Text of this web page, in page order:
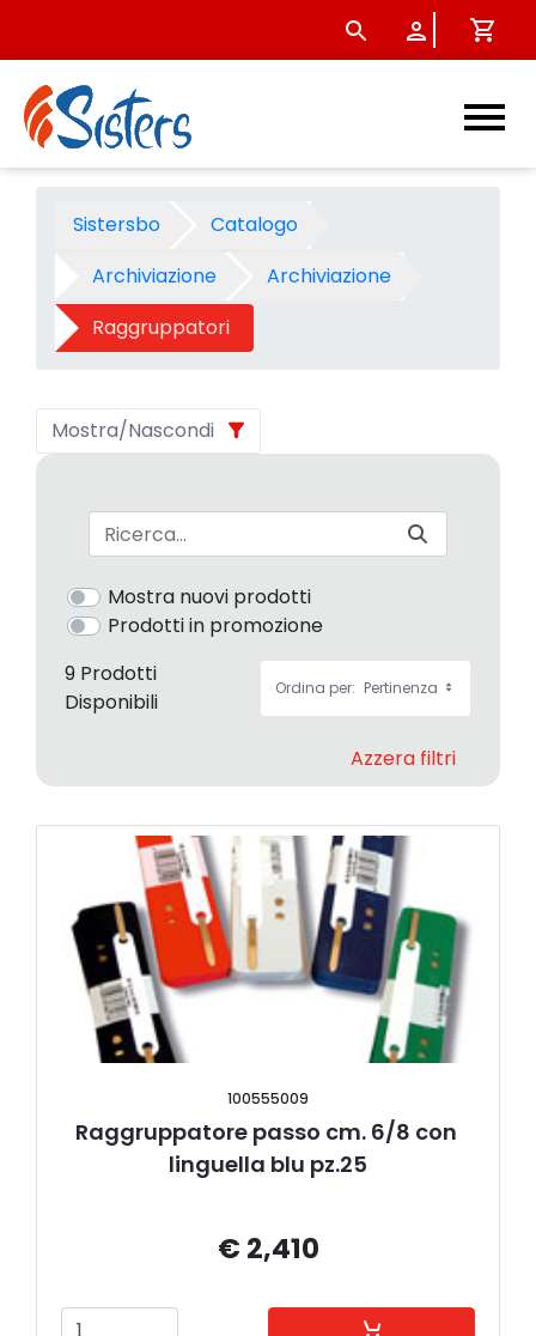
Raggruppatori - Categoria
Sistersbo
Catalogo
Archiviazione
Archiviazione
Raggruppatori
Mostra/Nascondi
Barra di ricerca
Mostra nuovi prodotti
Prodotti in promozione
9 Prodotti
Disponibili
Ordina per: Pertinenza
Azzera filtri
100555009
Raggruppatore passo cm. 6/8 con
linguella blu pz.25
€ 2,410